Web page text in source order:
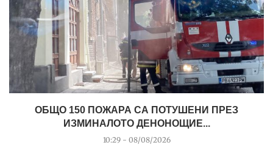
ОБЩО 150 ПОЖАРА СА ПОТУШЕНИ ПРЕЗ
ИЗМИНАЛОТО ДЕНОНОЩИЕ...
10:29 - 08/08/2026